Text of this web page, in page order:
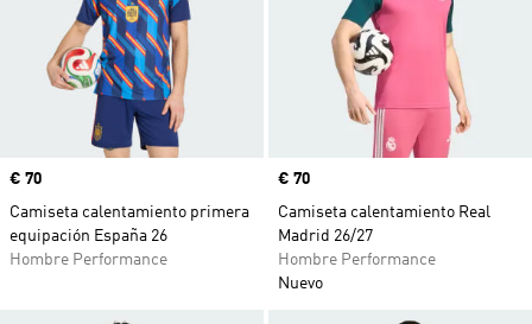
Precio
€ 70
Camiseta calentamiento primera
equipación España 26
Hombre Performance
Precio
€ 70
Camiseta calentamiento Real
Madrid 26/27
Hombre Performance
Nuevo